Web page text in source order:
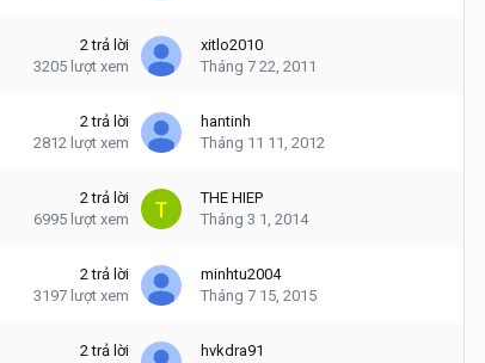
2 trả lời
3205 lượt xem
xitlo2010
Tháng 7 22, 2011
2 trả lời
2812 lượt xem
hantinh
Tháng 11 11, 2012
2 trả lời
6995 lượt xem
THE HIEP
Tháng 3 1, 2014
2 trả lời
3197 lượt xem
minhtu2004
Tháng 7 15, 2015
2 trả lời hvkdra91